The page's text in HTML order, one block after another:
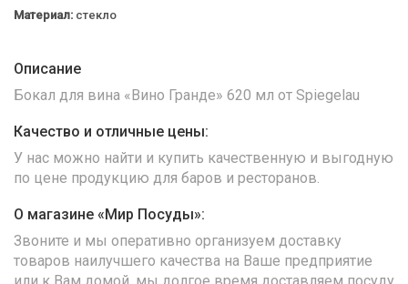
Материал: стекло
Описание
Бокал для вина «Вино Гранде» 620 мл от Spiegelau
Качество и отличные цены:
У нас можно найти и купить качественную и выгодную
по цене продукцию для баров и ресторанов.
О магазине «Мир Посуды»:
Звоните и мы оперативно организуем доставку
товаров наилучшего качества на Ваше предприятие